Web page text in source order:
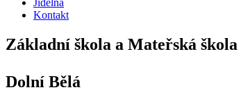
Jídelna
Kontakt
Základní škola a Mateřská škola
Dolní Bělá